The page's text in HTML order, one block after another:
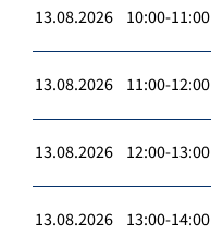
13.08.2026 10:00-11:00
13.08.2026 11:00-12:00
13.08.2026 12:00-13:00
13.08.2026 13:00-14:00